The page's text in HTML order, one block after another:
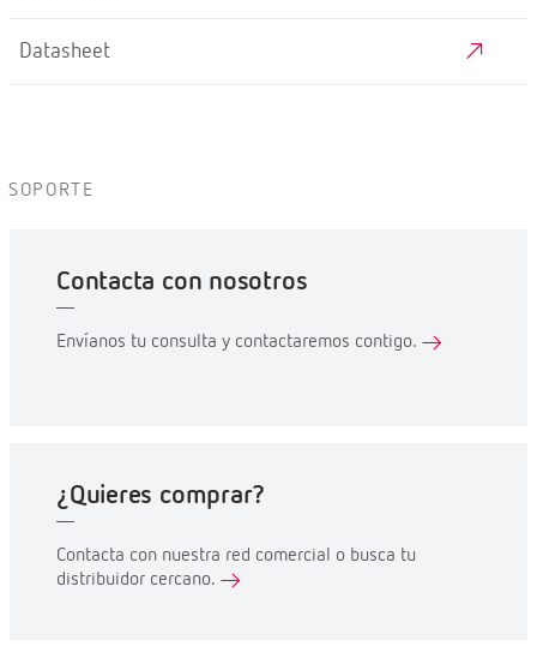
Datasheet
SOPORTE
Contacta con nosotros
Envíanos tu consulta y contactaremos contigo.
¿Quieres comprar?
Contacta con nuestra red comercial o busca tu
distribuidor cercano.